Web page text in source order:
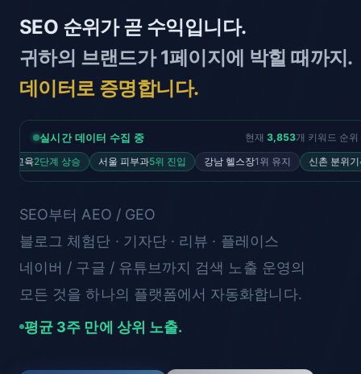
SEO 순위가 곧 수익입니다.
귀하의 브랜드가 1페이지에 박힐 때까지.
데이터로 증명합니다.
실시간 데이터 수집 중 현재 3,854개 키워드 순
계 상승
서울 피부과5위 진입 강남 헬스장1위 유지 신촌 분위기4단계 상
SEO부터 AEO / GEO
블로그 체험단 · 기자단 · 리뷰 · 플레이스
네이버 / 구글 / 유튜브까지 검색 노출 운영의
모든 것을 하나의 플랫폼에서 자동화합니다.
평균 3주 만에 상위 노출.